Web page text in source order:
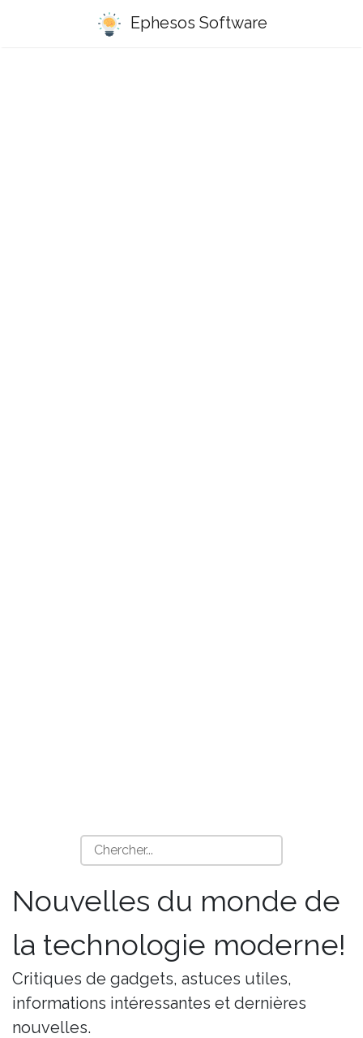
Ephesos Software
Nouvelles du monde de
la technologie moderne!
Critiques de gadgets, astuces utiles,
informations intéressantes et dernières
nouvelles.